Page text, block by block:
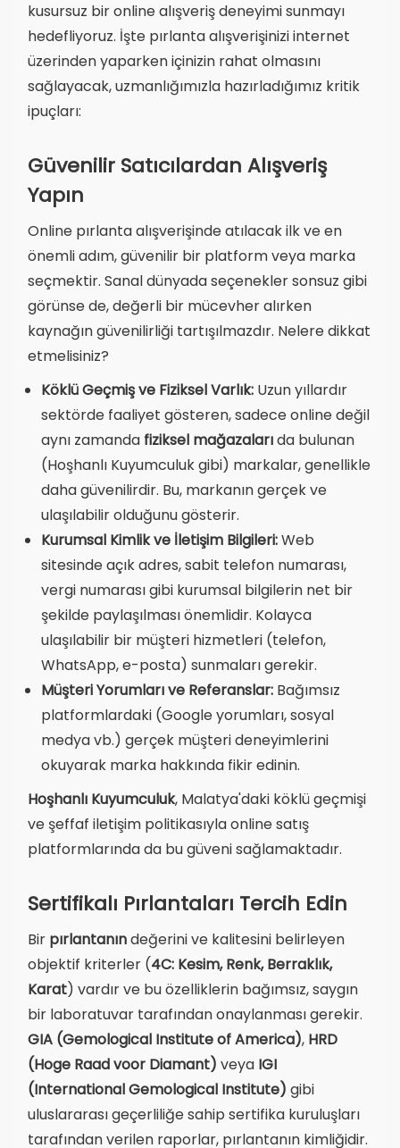
kusursuz bir online alışveriş deneyimi sunmayı
hedefliyoruz. İşte pırlanta alışverişinizi internet
üzerinden yaparken içinizin rahat olmasını
sağlayacak, uzmanlığımızla hazırladığımız kritik
ipuçları:
Güvenilir Satıcılardan Alışveriş
Yapın
Online pırlanta alışverişinde atılacak ilk ve en
önemli adım, güvenilir bir platform veya marka
seçmektir. Sanal dünyada seçenekler sonsuz gibi
görünse de, değerli bir mücevher alırken
kaynağın güvenilirliği tartışılmazdır. Nelere dikkat
etmelisiniz?
Köklü Geçmiş ve Fiziksel Varlık: Uzun yıllardır
sektörde faaliyet gösteren, sadece online değil
aynı zamanda fiziksel mağazalarıda bulunan
(Hoşhanlı Kuyumculuk gibi) markalar, genellikle
daha güvenilirdir. Bu, markanın gerçek ve
ulaşılabilir olduğunu gösterir.
Kurumsal Kimlik ve İletişim Bilgileri:Web
sitesinde açık adres, sabit telefon numarası,
vergi numarası gibi kurumsal bilgilerin net bir
şekilde paylaşılması önemlidir. Kolayca
ulaşılabilir bir müşteri hizmetleri (telefon,
WhatsApp, e-posta) sunmaları gerekir.
Müşteri Yorumları ve Referanslar: Bağımsız
platformlardaki (Google yorumları, sosyal
medya vb.) gerçek müşteri deneyimlerini
okuyarak marka hakkında fikir edinin.
Hoşhanlı Kuyumculuk, Malatya'daki köklü geçmişi
ve şeffaf iletişim politikasıyla online satış
platformlarında da bu güveni sağlamaktadır.
Sertifikalı Pırlantaları Tercih Edin
Bir pırlantanındeğerini ve kalitesini belirleyen
objektif kriterler (4C: Kesim, Renk, Berraklık,
Karat) vardır ve bu özelliklerin bağımsız, saygın
bir laboratuvar tarafından onaylanması gerekir.
GIA (Gemological Institute of America), HRD
(Hoge Raad voor Diamant) veya IGI
(International Gemological Institute) gibi
uluslararası geçerliliğe sahip sertifika kuruluşları
tarafından verilen raporlar, pırlantanın kimliğidir.